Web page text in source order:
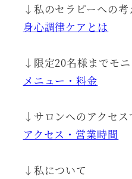
↓私のセラピーへの考
身心調律ケアとは
↓限定20名様までモニ
メニュー・料金
↓サロンへのアクセス
アクセス・営業時間
↓私について